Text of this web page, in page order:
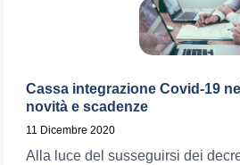
Cassa integrazione Covid-19
novità e scadenze
11 Dicembre 2020
Alla luce del susseguirsi dei